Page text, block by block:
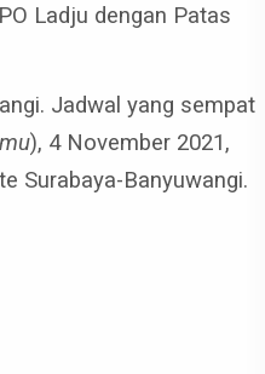
PO Ladju dengan Patas
Jadwal yang sempat
), 4 November 2021,
Surabaya-Banyuwangi.